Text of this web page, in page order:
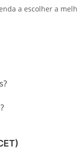
a escolher a